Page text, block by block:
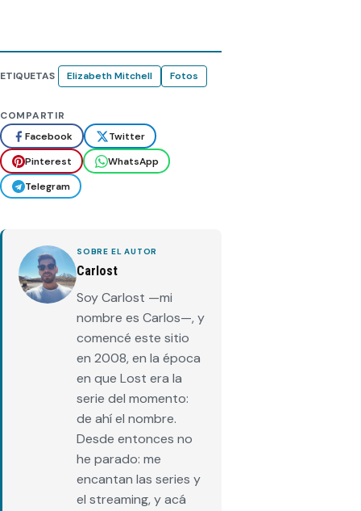
ETIQUETAS Elizabeth Mitchell Fotos
COMPARTIR
Facebook
Twitter
Pinterest
WhatsApp
Telegram
SOBRE EL AUTOR
Carlost
Soy Carlost —mi
nombre es Carlos—, y
comencé este sitio
en 2008, en la época
en que Lost era la
serie del momento:
de ahí el nombre.
Desde entonces no
he parado: me
encantan las series y
el streaming, y acá